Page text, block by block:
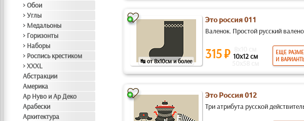
> Обои
> Углы
> Медальоны
> Горизонты
> Наборы
> Роспись крестиком
> XXXL
Абстракции
Америка
Ар Нуво и Ар Деко
Арабески
Архитектура
↹ от 8x10см и более
Это россия 011
Валенок. Простой русский
315 ₽ 10x12 см
ЕЩЕ
И
Это Россия 012
Три атрибута русской